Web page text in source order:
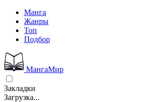
Манга
Жанры
Топ
Подбор
МангаМир
Закладки
Загрузка...